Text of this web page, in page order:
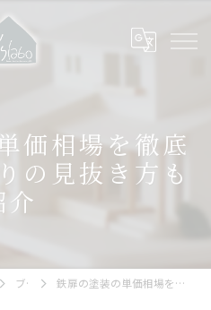
価相場を徹底
の見抜き方も
介
ブログ 鉄扉の塗装の単価相場を徹底解説！見積もりの見抜き方も紹介